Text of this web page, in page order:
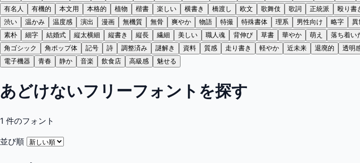
有名人
有機的 本文用 本格的 植物 楷書 楽しい 横書き 橋渡し 欧文 歌舞伎 歌詞 正統派 殴り書
渋い
温かみ 温度感 演出 漫画 無機質 無骨 爽やか 物語 特撮 特殊書体 理系 男性向け 略字 異
素朴
細字 結婚式 縦太横細 縦書き 縦長 繊細 美しい 職人魂 背伸び 草書 華やか 萌え 落ち着い
角ゴシック
角ポップ体 記号 詩 調整済み 謎解き 資料 質感 走り書き 軽やか 近未来 退廃的 透明
電子機器
青春 静か 音楽 飲食店 高級感 魅せる
あどけないフリーフォントを探す
1 件のフォント
並び順